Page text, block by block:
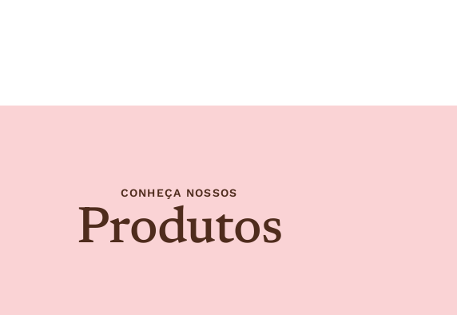
CONHEÇA NOSSOS
Produtos